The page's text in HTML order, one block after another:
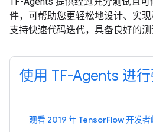
件，可帮助您更轻松地设计、实
支持快速代码迭代，具备良好的测
使用 TF-Agents 进
观看 2019 年 TensorFlow 开发者